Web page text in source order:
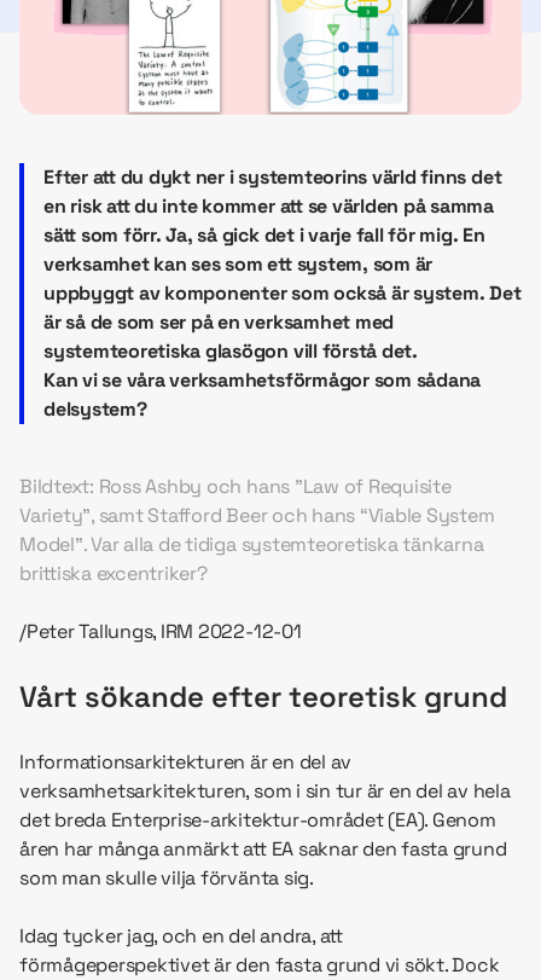
Efter att du dykt ner i systemteorins värld finns det
en risk att du inte kommer att se världen på samma
sätt som förr. Ja, så gick det i varje fall för mig. En
verksamhet kan ses som ett system, som är
uppbyggt av komponenter som också är system. Det
är så de som ser på en verksamhet med
systemteoretiska glasögon vill förstå det.
Kan vi se våra verksamhetsförmågor som sådana
delsystem?
Bildtext: Ross Ashby och hans ”Law of Requisite
Variety”, samt Stafford Beer och hans “Viable System
Model”.Var alla de tidiga systemteoretiska tänkarna
brittiska excentriker?
/Peter Tallungs, IRM 2022-12-01
Vårt sökande efter teoretisk grund
Informationsarkitekturen är en del av
verksamhetsarkitekturen, som i sin tur är en del av hela
det breda Enterprise-arkitektur-området (EA). Genom
åren har många anmärkt att EA saknar den fasta grund
som man skulle vilja förvänta sig.
Idag tycker jag, och en del andra, att
förmågeperspektivet är den fasta grund vi sökt. Dock